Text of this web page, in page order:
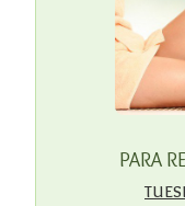
PARA